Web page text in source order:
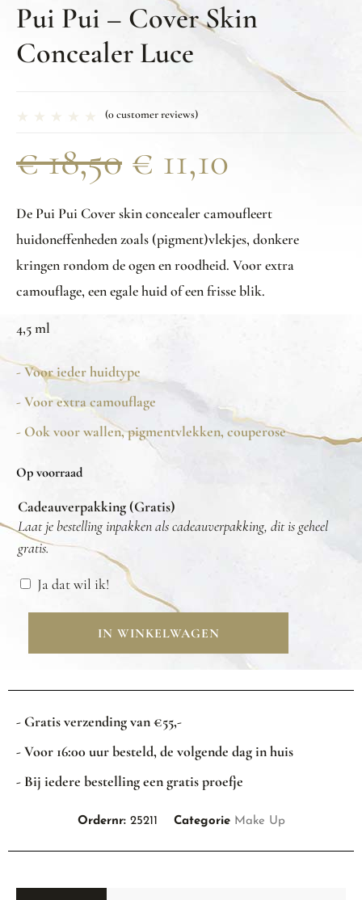
Pui Pui – Cover Skin
Concealer Luce
(0customer reviews)
€18,50 € 11,10
De Pui Pui Cover skin concealer camoufleert
huidoneffenheden zoals (pigment)vlekjes, donkere
kringen rondom de ogen en roodheid. Voor extra
camouflage, een egale huid of een frisse blik.
4,5 ml
- Voor ieder huidtype
- Voor extra camouflage
- Ook voor wallen, pigmentvlekken, couperose
Op voorraad
Cadeauverpakking (Gratis)
Laat je bestelling inpakken als cadeauverpakking, dit is geheel
gratis.
Ja dat wil ik!
IN WINKELWAGEN
- Gratis verzending van €55,-
- Voor 16:00 uur besteld, de volgende dag in huis
- Bij iedere bestelling een gratis proefje
Ordernr: 25211 Categorie Make Up